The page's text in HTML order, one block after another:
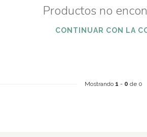
Productos no
CONTINUAR CON LA
Mostrando 1 - 0 de 0